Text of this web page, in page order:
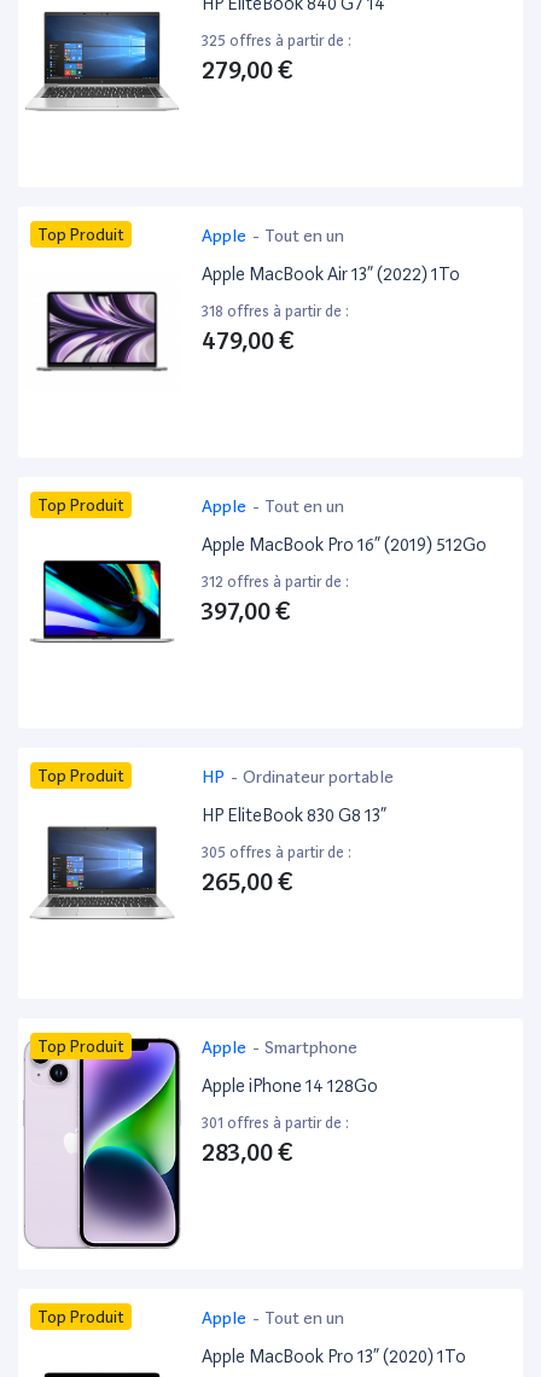
325 offres à partir de :
279,00 €
Top Produit Apple - Tout en un
Apple MacBook Air 13” (2022) 1To
318 offres à partir de :
479,00 €
Top Produit Apple - Tout en un
Apple MacBook Pro 16” (2019) 512Go
312 offres à partir de :
397,00 €
Top Produit HP - Ordinateur portable
HP EliteBook 830 G8 13”
305 offres à partir de :
265,00 €
Top Produit Apple - Smartphone
Apple iPhone 14 128Go
301 offres à partir de :
283,00 €
Top Produit Apple - Tout en un
Apple MacBook Pro 13” (2020) 1To